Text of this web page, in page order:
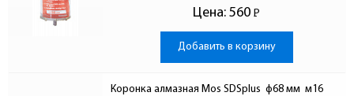
Цена: 560 Р
-
Добавить в корзину
Коронка алмазная Mos SDSplus  ф68 мм  м16